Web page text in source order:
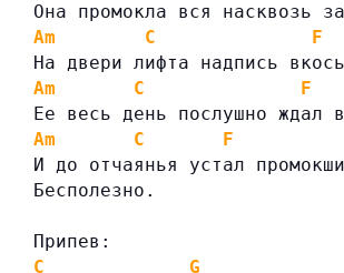
Она промокла вся насквозь
Am
C
F
На двери лифта надпись
Am
C
F
Ее весь день послушно ждал
Am
C
F
И до отчаянья устал
Бесполезно.
Припев:
C
G